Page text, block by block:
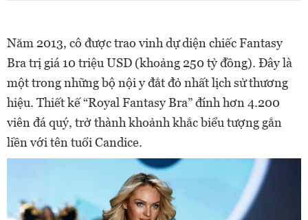
Năm 2013, cô được trao vinh dự diện chiếc Fantasy
Bra trị giá 10 triệu USD (khoảng 250 tỷ đồng). Đây là
một trong những bộ nội y đắt đỏ nhất lịch sử thương
hiệu. Thiết kế “Royal Fantasy Bra” đính hơn 4.200
viên đá quý, trở thành khoảnh khắc biểu tượng gắn
liền với tên tuổi Candice.